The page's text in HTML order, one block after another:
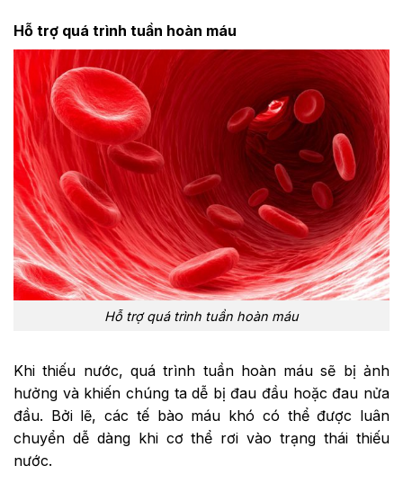
Hỗ trợ quá trình tuần hoàn máu
Hỗ trợ quá trình tuần hoàn máu
Khi thiếu nước, quá trình tuần hoàn máu sẽ bị ảnh
hưởng và khiến chúng ta dễ bị đau đầu hoặc đau nửa
đầu. Bởi lẽ, các tế bào máu khó có thể được luân
chuyển dễ dàng khi cơ thể rơi vào trạng thái thiếu
nước.